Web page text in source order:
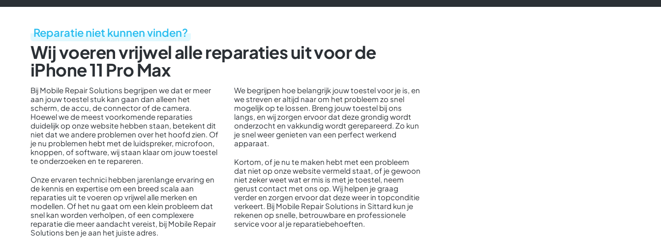
Reparatie niet kunnen vinden?
Wij voeren vrijwel alle reparaties uit voor de
iPhone 11 Pro Max
Bij Mobile Repair Solutions begrijpen we dat er meer
aan jouw toestel stuk kan gaan dan alleen het
scherm, de accu, de connector of de camera.
Hoewel we de meest voorkomende reparaties
duidelijk op onze website hebben staan, betekent dit
niet dat we andere problemen over het hoofd zien. Of
je nu problemen hebt met de luidspreker, microfoon,
knoppen, of software, wij staan klaar om jouw toestel
te onderzoeken en te repareren.
Onze ervaren technici hebben jarenlange ervaring en
de kennis en expertise om een breed scala aan
reparaties uit te voeren op vrijwel alle merken en
modellen. Of het nu gaat om een klein probleem dat
snel kan worden verholpen, of een complexere
reparatie die meer aandacht vereist, bij Mobile Repair
Solutions ben je aan het juiste adres.
We begrijpen hoe belangrijk jouw toestel voor je is, en
we streven er altijd naar om het probleem zo snel
mogelijk op te lossen. Breng jouw toestel bij ons
langs, en wij zorgen ervoor dat deze grondig wordt
onderzocht en vakkundig wordt gerepareerd. Zo kun
je snel weer genieten van een perfect werkend
apparaat.
Kortom, of je nu te maken hebt met een probleem
dat niet op onze website vermeld staat, of je gewoon
niet zeker weet wat er mis is met je toestel, neem
gerust contact met ons op. Wij helpen je graag
verder en zorgen ervoor dat deze weer in topconditie
verkeert. Bij Mobile Repair Solutions in Sittard kun je
rekenen op snelle, betrouwbare en professionele
service voor al je reparatiebehoeften.